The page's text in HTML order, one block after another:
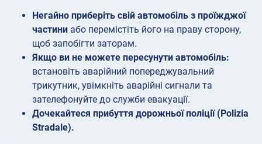
Негайно приберіть свій автомобіль з проїжджої
частини або перемістіть його на праву сторону,
щоб запобігти заторам.
Якщо ви не можете пересунути автомобіль:
встановіть аварійний попереджувальний
трикутник, увімкніть аварійні сигнали та
зателефонуйте до служби евакуації.
Дочекайтеся прибуття дорожньої поліції (Polizia
Stradale).